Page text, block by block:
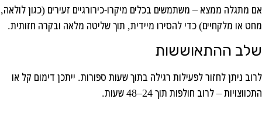
אם מתגלה ממצא – משתמשים בכלים מיקרו-כירורגיים זעירים (כגון לולאה,
מחט או מלקחיים) כדי להסירו מיידית, תוך שליטה מלאה ובקרה חזותית.
שלב ההתאוששות
לרוב ניתן לחזור לפעילות רגילה בתוך שעות ספורות. ייתכן דימום קל או
התכווצויות – לרוב חולפות תוך 24–48 שעות.